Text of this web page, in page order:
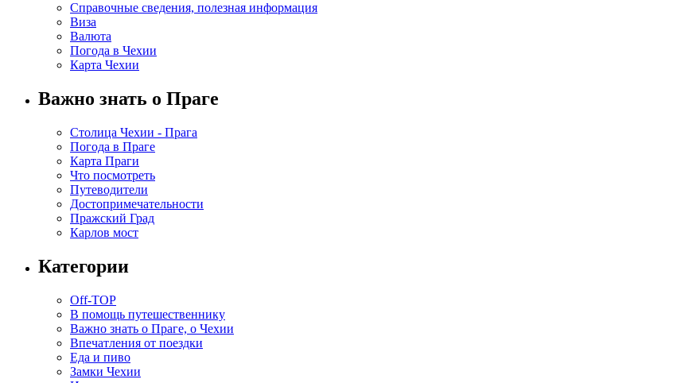
Справочные сведения, полезная информация
Виза
Валюта
Погода в Чехии
Карта Чехии
Важно знать о Праге
Столица Чехии - Прага
Погода в Праге
Карта Праги
Что посмотреть
Путеводители
Достопримечательности
Пражский Град
Карлов мост
Категории
Off-TOP
В помощь путешественнику
Важно знать о Праге, о Чехии
Впечатления от поездки
Еда и пиво
Замки Чехии